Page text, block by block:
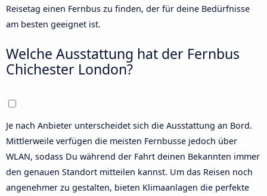
Reisetag einen Fernbus zu finden, der für deine Bedürfnisse
am besten geeignet ist.
Welche Ausstattung hat der Fernbus
Chichester London?
Je nach Anbieter unterscheidet sich die Ausstattung an Bord.
Mittlerweile verfügen die meisten Fernbusse jedoch über
WLAN, sodass Du während der Fahrt deinen Bekannten immer
den genauen Standort mitteilen kannst. Um das Reisen noch
angenehmer zu gestalten, bieten Klimaanlagen die perfekte